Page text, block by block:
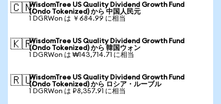
🇨🇳WisdomTree US Quality Dividend Growth Fund
(Ondo Tokenized) から 中国人民元
1 DGRWon は ￥684.99 に相当
🇰🇷WisdomTree US Quality Dividend Growth Fund
(Ondo Tokenized) から 韓国ウォン
1 DGRWon は ₩143,714.71 に相当
🇷🇺WisdomTree US Quality Dividend Growth Fund
(Ondo Tokenized) から ロシア・ルーブル
1 DGRWon は ₽8,357.91 に相当